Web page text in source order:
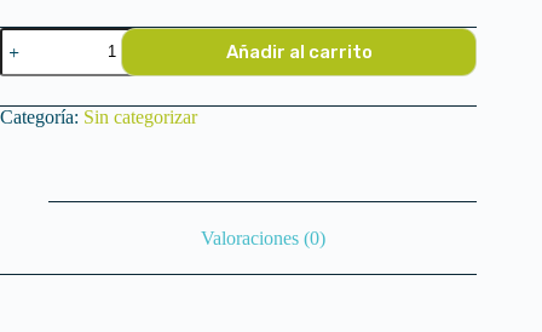
SIM
Tokamóvil
4
Añadir al carrito
Categoría: Sin categorizar
Valoraciones (0)